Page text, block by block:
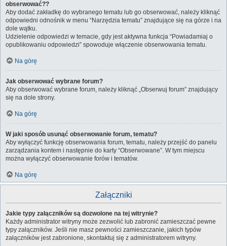
obserwować??
Aby dodać zakładkę do wybranego tematu lub go obserwować, należy kliknąć
odpowiedni odnośnik w menu “Narzędzia tematu” znajdujące się na górze i na
dole wątku.
Udzielenie odpowiedzi w temacie, gdy jest aktywna funkcja “Powiadamiaj o
opublikowaniu odpowiedzi” spowoduje włączenie obserwowania tematu.
Na górę
Jak obserwować wybrane forum?
Aby obserwować wybrane forum, należy kliknąć „Obserwuj forum” znajdujący
się na dole strony.
Na górę
W jaki sposób usunąć obserwowanie forum, tematu?
Aby wyłączyć funkcję obserwowania forum, tematu, należy przejść do panelu
zarządzania kontem i następnie do karty “Obserwowane”. W tym miejscu
można wyłączyć obserwowanie forów i tematów.
Na górę
Załączniki
Jakie typy załączników są dozwolone na tej witrynie?
Każdy administrator witryny może zezwolić lub zabronić zamieszczać pewne
typy załączników. Jeśli nie masz pewności zamieszczanie, jakich typów
załączników jest zabronione, skontaktuj się z administratorem witryny.